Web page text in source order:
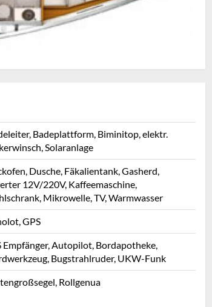
Badeplattform, Biminitop, elektr.
Solaranlage
Dusche, Fäkalientank, Gasherd,
12V/220V, Kaffeemaschine,
Mikrowelle, TV, Warmwasser
GPS
Empfänger, Autopilot, Bordapotheke,
Bugstrahlruder, UKW-Funk
Rollgenua